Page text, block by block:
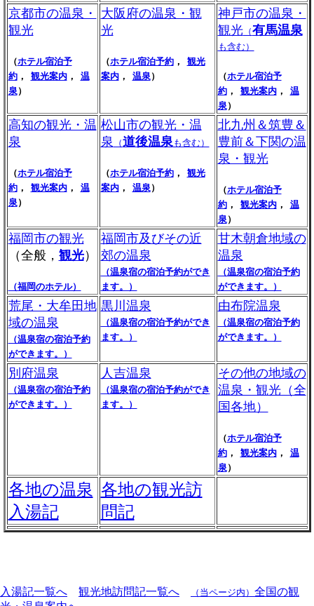
京都市の温泉・
観光
（ホテル宿泊予
約， 観光案内， 温
泉 ）
大阪府の温泉・観
光
（ホテル宿泊予約， 観光
案内， 温泉 ）
神戸市の温泉・
観光（有馬温泉
も含む）
（ホテル宿泊予
約， 観光案内， 温
泉 ）
高知の観光・温
泉
（ホテル宿泊予
約， 観光案内， 温
泉 ）
松山市の観光・温
泉 （道後温泉 も含む）
（ホテル宿泊予約， 観光
案内， 温泉 ）
北九州＆筑豊＆
豊前＆下関の温
泉・観光
（ホテル宿泊予
約， 観光案内， 温
泉 ）
福岡市の観光
（全般， 観光）
（福岡のホテル）
福岡市及びその近
郊の温泉
（温泉宿の宿泊予約ができ
ます。）
甘木朝倉地域の
温泉
（温泉宿の宿泊予約
ができます。）
荒尾・大牟田地
域の温泉
（温泉宿の宿泊予約
ができます。）
黒川温泉
（温泉宿の宿泊予約ができ
ます。）
由布院温泉
（温泉宿の宿泊予約
ができます。）
別府温泉
（温泉宿の宿泊予約
ができます。）
人吉温泉
（温泉宿の宿泊予約ができ
ます。）
その他の地域の
温泉・観光（全
国各地）
（ホテル宿泊予
約， 観光案内， 温
泉 ）
各地の温泉
入湯記
各地の観光訪
問記
入湯記一覧へ 観光地訪問記一覧へ （当ページ内） 全国の観